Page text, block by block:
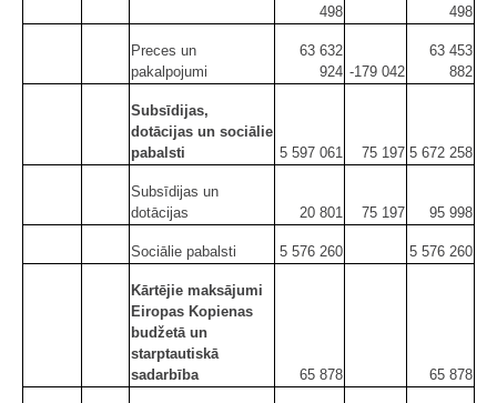
498
498
Preces un
pakalpojumi
63 632
924 -179 042
63 453
882
Subsīdijas,
dotācijas un sociālie
pabalsti
5 597 061 75 197 5 672 258
Subsīdijas un
dotācijas
20 801 75 197 95 998
Sociālie pabalsti 5 576 260 5 576 260
Kārtējie maksājumi
Eiropas Kopienas
budžetā un
starptautiskā
sadarbība
65 878 65 878